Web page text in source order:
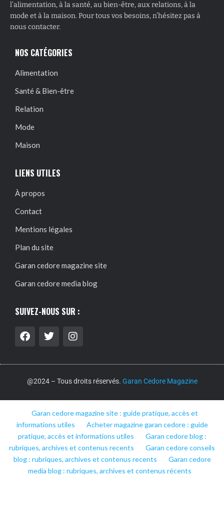
l’alimentation, à la santé, au bien-être, aux relations, à la
mode et à la maison. Pour tous vos besoins, n’hésitez pas à
nous contacter.
NOS CATÉGORIES
Alimentation
Santé & Bien-être
Relation
Mode
Maison
LIENS UTILES
À propos
Contact
Mentions légales
Plan du site
Garan cedore magazine site
Garan cedore media blog
SUIVEZ-NOUS SUR :
@2024 – Tous droits réservés. Garan Cedore Magazine
Garan cedore magazine site : guide pratique, accès et
informations utiles
Acheter magazine garan cedore : guide
pratique, accès et informations utiles
Garan cedore blog :
rubriques, archives et contenus recents
Garan cedore conseils
blog : rubriques, archives et contenus recents
Garan cedore
media blog : rubriques, archives et contenus récents